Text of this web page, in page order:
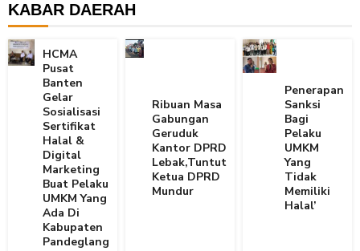
KABAR DAERAH
HCMA
Pusat
Banten
Gelar
Sosialisasi
Sertifikat
Halal &
Digital
Marketing
Buat Pelaku
UMKM Yang
Ada Di
Kabupaten
Pandeglang
Ribuan Masa
Gabungan
Geruduk
Kantor DPRD
Lebak,Tuntut
Ketua DPRD
Mundur
Penerapan
Sanksi
Bagi
Pelaku
UMKM
Yang
Tidak
Memiliki
Halal’